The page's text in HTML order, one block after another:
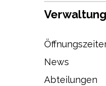
Verwaltung
News
Abteilungen